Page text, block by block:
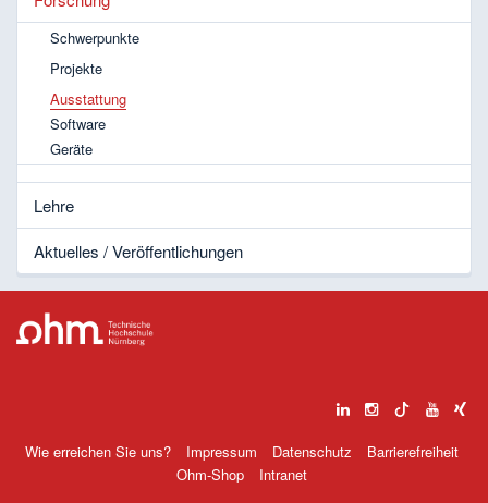
Schwerpunkte
Projekte
Ausstattung
Software
Geräte
Lehre
Aktuelles / Veröffentlichungen
Wie erreichen Sie uns? Impressum Datenschutz
Barrierefreiheit
Ohm-Shop
Intranet